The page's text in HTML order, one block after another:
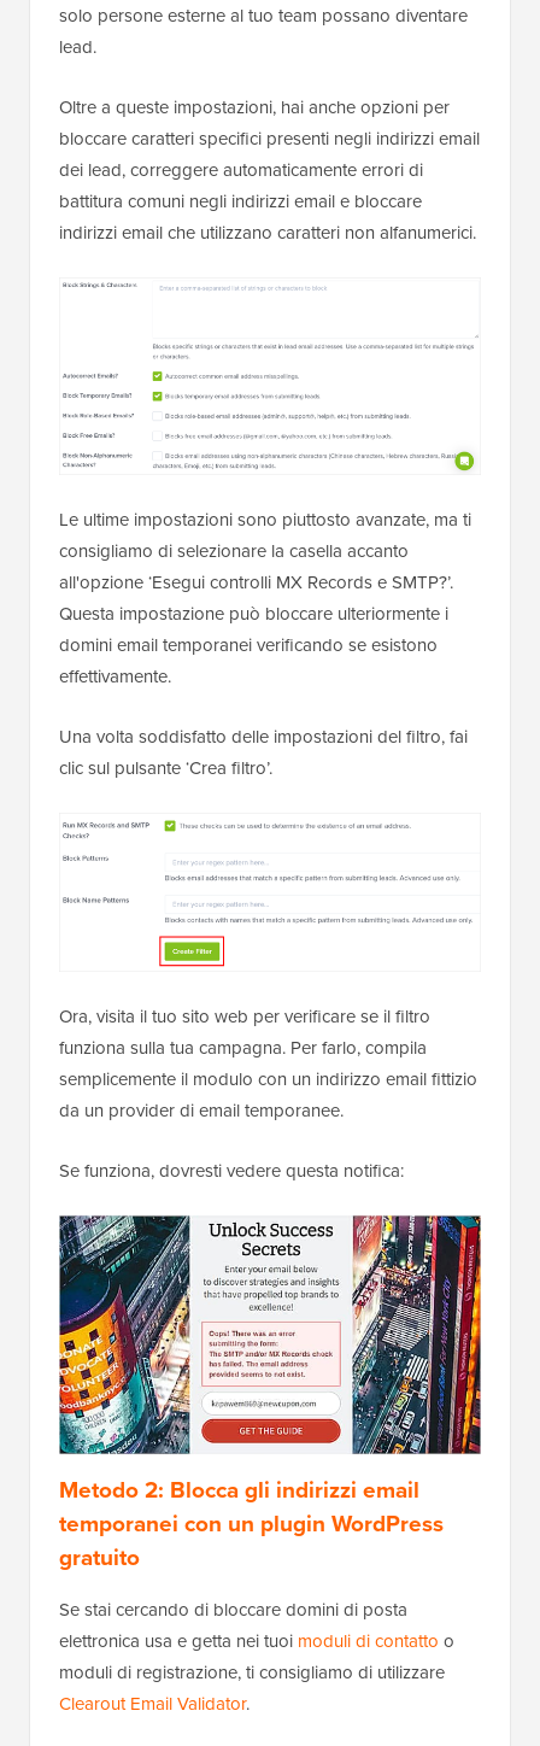
solo persone esterne al tuo team possano diventare
lead.
Oltre a queste impostazioni, hai anche opzioni per
bloccare caratteri specifici presenti negli indirizzi email
dei lead, correggere automaticamente errori di
battitura comuni negli indirizzi email e bloccare
indirizzi email che utilizzano caratteri non alfanumerici.
Le ultime impostazioni sono piuttosto avanzate, ma ti
consigliamo di selezionare la casella accanto
all'opzione ‘Esegui controlli MX Records e SMTP?’.
Questa impostazione può bloccare ulteriormente i
domini email temporanei verificando se esistono
effettivamente.
Una volta soddisfatto delle impostazioni del filtro, fai
clic sul pulsante ‘Crea filtro’.
Ora, visita il tuo sito web per verificare se il filtro
funziona sulla tua campagna. Per farlo, compila
semplicemente il modulo con un indirizzo email fittizio
da un provider di email temporanee.
Se funziona, dovresti vedere questa notifica:
Metodo 2: Blocca gli indirizzi email
temporanei con un plugin WordPress
gratuito
Se stai cercando di bloccare domini di posta
elettronica usa e getta nei tuoi moduli di contatto o
moduli di registrazione, ti consigliamo di utilizzare
Clearout Email Validator.